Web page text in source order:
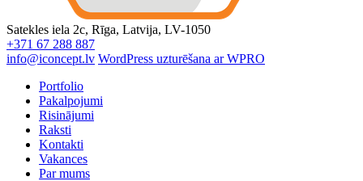
Satekles iela 2c, Rīga, Latvija, LV-1050
+371 67 288 887
info@iconcept.lv WordPress uzturēšana ar WPRO
Portfolio
Pakalpojumi
Risinājumi
Raksti
Kontakti
Vakances
Par mums